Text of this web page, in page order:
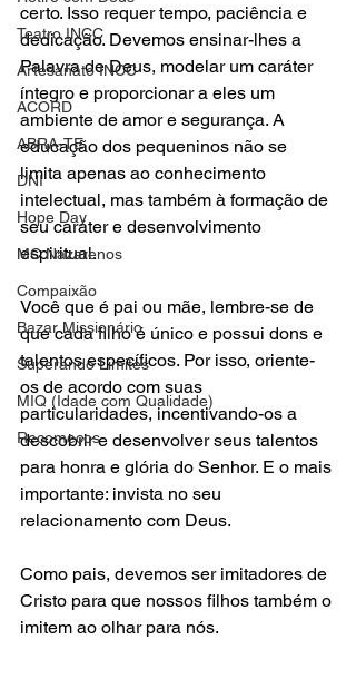
Teatro INCC
Artesanato INCC
ACORD
ABRA-TE
DNI
Hope Day
MC Nazarenos
Compaixão
Bazar Missionário
Superando Limites
MIQ (Idade com Qualidade)
Recomeços
certo. Isso requer tempo, paciência e
dedicação. Devemos ensinar-lhes a
Palavra de Deus, modelar um caráter
íntegro e proporcionar a eles um
ambiente de amor e segurança. A
educação dos pequeninos não se
limita apenas ao conhecimento
intelectual, mas também à formação de
seu caráter e desenvolvimento
espiritual.
Você que é pai ou mãe, lembre-se de
que cada filho é único e possui dons e
talentos específicos. Por isso, oriente-
os de acordo com suas
particularidades, incentivando-os a
descobrir e desenvolver seus talentos
para honra e glória do Senhor. E o mais
importante: invista no seu
relacionamento com Deus.
Como pais, devemos ser imitadores de
Cristo para que nossos filhos também o
imitem ao olhar para nós.